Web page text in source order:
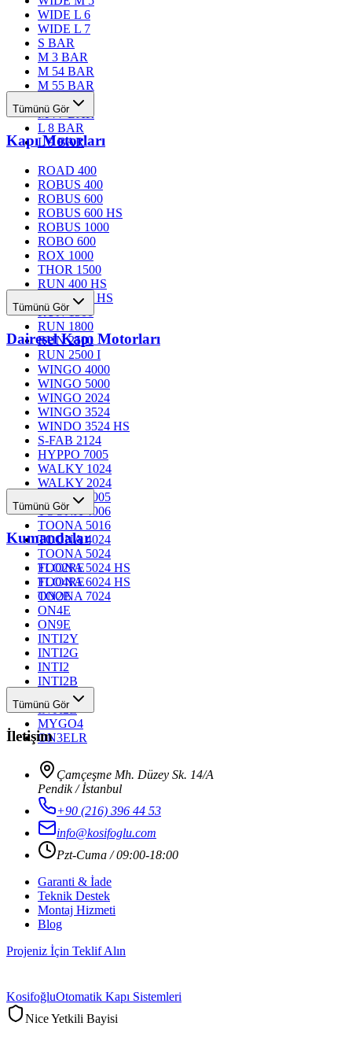
WIDE L 6
WIDE L 7
S BAR
M 3 BAR
M 54 BAR
M 55 BAR
M 76 BAR
M 77 BAR
L 8 BAR
L 9 BAR
Tümünü Gör
Kapı Motorları
ROAD 400
ROBUS 400
ROBUS 600
ROBUS 600 HS
ROBUS 1000
ROBO 600
ROX 1000
THOR 1500
RUN 400 HS
RUN 1200 HS
RUN 1500
RUN 1800
RUN 2500
RUN 2500 I
Tümünü Gör
Dairesel Kapı Motorları
WINGO 4000
WINGO 5000
WINGO 2024
WINGO 3524
WINDO 3524 HS
S-FAB 2124
HYPPO 7005
WALKY 1024
WALKY 2024
TOONA 4005
TOONA 4006
TOONA 5016
TOONA 4024
TOONA 5024
TOONA 5024 HS
TOONA 6024 HS
TOONA 7024
Tümünü Gör
Kumandalar
FLO2RE
FLO4RE
ON2E
ON4E
ON9E
INTI2Y
INTI2G
INTI2
INTI2B
INTI2R
INTI2L
MYGO4
ON3ELR
Tümünü Gör
İletişim
Çamçeşme Mh. Düzey Sk. 14/A
Pendik / İstanbul
+90 (216) 396 44 53
info@kosifoglu.com
Pzt-Cuma / 09:00-18:00
Garanti & İade
Teknik Destek
Montaj Hizmeti
Blog
Projeniz İçin Teklif Alın
KosifoğluOtomatik Kapı Sistemleri
Nice Yetkili Bayisi